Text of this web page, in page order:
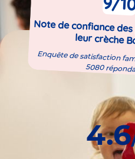
5080
Note de confiance
leur crèche
Enquête de satisfaction
5080
4.6